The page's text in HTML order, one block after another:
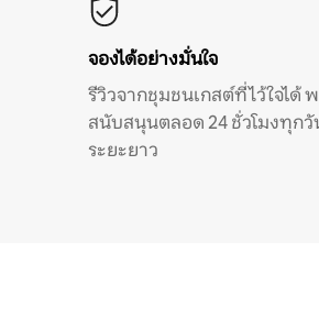
จองได้อย่างมั่นใจ
รีวิวจากชุมชนเกสต์ที่ไว้ใจได้
สนับสนุนตลอด 24 ชั่วโมงทุก
ระยะยาว